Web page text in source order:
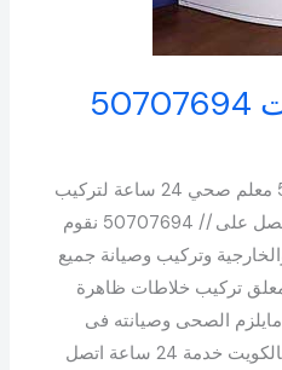
معلم صحي الكويت 50707694 معلم صحي 24 ساعة لتركيب
وصيانة جميع الاغراض الصحية اتصل على // 50707694 نقوم
وتركيب وصيانة جميع
تركيب خلاطات ظاهرة
الصحى وصيانته فى
الكويت تكسير وتجديد حمامات بالكويت خدمة 24 ساعة اتصل